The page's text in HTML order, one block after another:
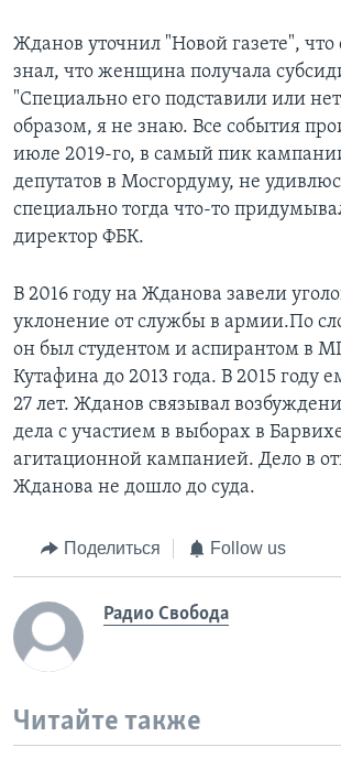
Жданов уточнил "Новой газете", что
знал, что женщина получала
"Специально его подставили или
образом, я не знаю. Все события
июле 2019-го, в самый пик
депутатов в Мосгордуму, не
специально тогда что-то
директор ФБК.
В 2016 году на Жданова завели
уклонение от службы в армии.По
он был студентом и аспирантом в
Кутафина до 2013 года. В 2015 году
27 лет. Жданов связывал
дела с участием в выборах в
агитационной кампанией. Дело в
Жданова не дошло до суда.
Поделиться Follow us
Радио Свобода
Читайте также